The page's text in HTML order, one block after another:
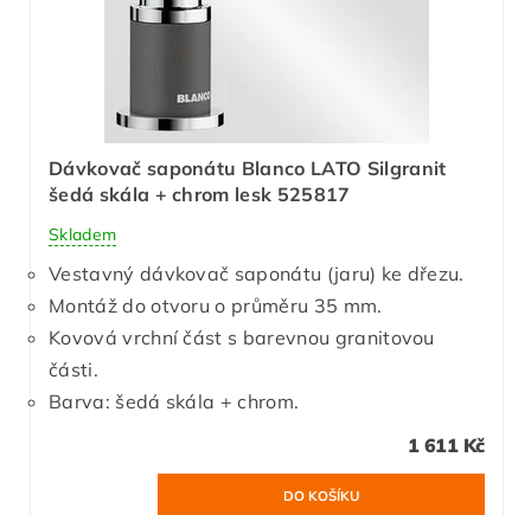
Dávkovač saponátu Blanco LATO Silgranit
šedá skála + chrom lesk 525817
Skladem
Vestavný dávkovač saponátu (jaru) ke dřezu.
Montáž do otvoru o průměru 35 mm.
Kovová vrchní část s barevnou granitovou
části.
Barva: šedá skála + chrom.
1 611 Kč